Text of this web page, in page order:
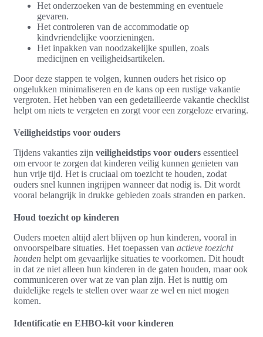
Het onderzoeken van de bestemming en eventuele
gevaren.
Het controleren van de accommodatie op
kindvriendelijke voorzieningen.
Het inpakken van noodzakelijke spullen, zoals
medicijnen en veiligheidsartikelen.
Door deze stappen te volgen, kunnen ouders het risico op
ongelukken minimaliseren en de kans op een rustige vakantie
vergroten. Het hebben van een gedetailleerde vakantie checklist
helpt om niets te vergeten en zorgt voor een zorgeloze ervaring.
Veiligheidstips voor ouders
Tijdens vakanties zijn veiligheidstips voor ouders essentieel
om ervoor te zorgen dat kinderen veilig kunnen genieten van
hun vrije tijd. Het is cruciaal om toezicht te houden, zodat
ouders snel kunnen ingrijpen wanneer dat nodig is. Dit wordt
vooral belangrijk in drukke gebieden zoals stranden en parken.
Houd toezicht op kinderen
Ouders moeten altijd alert blijven op hun kinderen, vooral in
onvoorspelbare situaties. Het toepassen van actieve toezicht
houden helpt om gevaarlijke situaties te voorkomen. Dit houdt
in dat ze niet alleen hun kinderen in de gaten houden, maar ook
communiceren over wat ze van plan zijn. Het is nuttig om
duidelijke regels te stellen over waar ze wel en niet mogen
komen.
Identificatie en EHBO-kit voor kinderen